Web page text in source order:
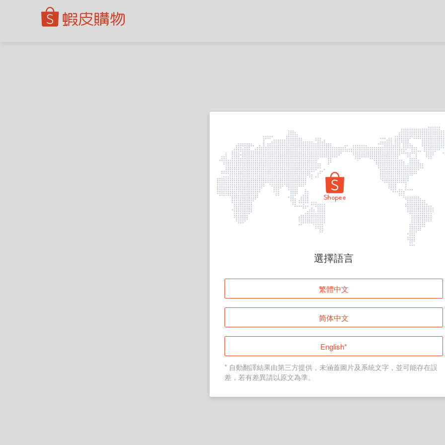
頁面無法顯示
登入
返回首頁
選擇語言
繁體中文
简体中文
English*
* 自動翻譯結果由第三方提供，未涵蓋圖片及系統文字，並可能存在誤
差，若有差異請以原文為準。